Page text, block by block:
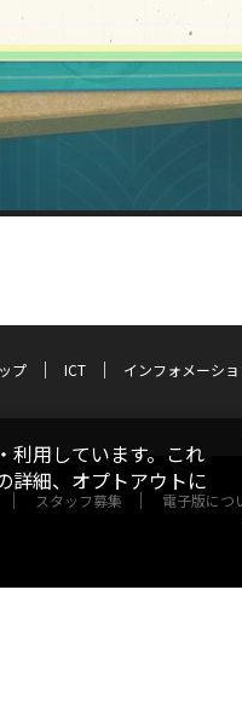
プ ICT
インフォメーショ
スタッフ募集 電子版につ
利用しています。これ
詳細、オプトアウトに